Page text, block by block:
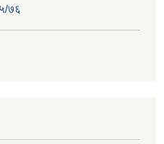
७६